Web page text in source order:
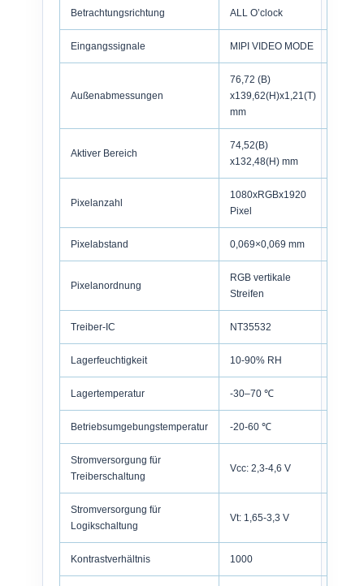
Betrachtungsrichtung ALL O’clock
Eingangssignale MIPI VIDEO MODE
Außenabmessungen
76,72 (B)
x139,62(H)x1,21(T)
mm
Aktiver Bereich
74,52(B)
x132,48(H) mm
Pixelanzahl
1080xRGBx1920
Pixel
Pixelabstand 0,069×0,069 mm
Pixelanordnung
RGB vertikale
Streifen
Treiber-IC NT35532
Lagerfeuchtigkeit 10-90% RH
Lagertemperatur -30–70 ℃
Betriebsumgebungstemperatur -20-60 ℃
Stromversorgung für
Treiberschaltung
Vcc: 2,3-4,6 V
Stromversorgung für
Logikschaltung
Vt: 1,65-3,3 V
Kontrastverhältnis 1000